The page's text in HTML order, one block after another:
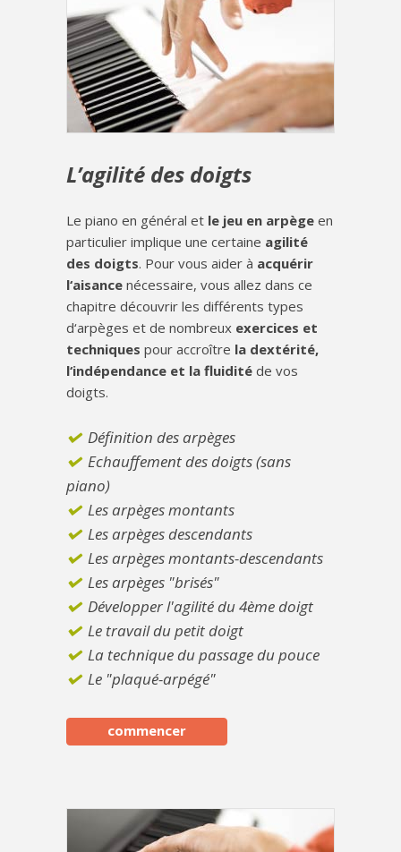
L’agilité des doigts
Le piano en général et le jeu en arpège en
particulier implique une certaine agilité
des doigts. Pour vous aider à acquérir
l‘aisance nécessaire, vous allez dans ce
chapitre découvrir les différents types
d‘arpèges et de nombreux exercices et
techniques pour accroître la dextérité,
l‘indépendance et la fluidité de vos
doigts.
Définition des arpèges
Echauffement des doigts (sans
piano)
Les arpèges montants
Les arpèges descendants
Les arpèges montants-descendants
Les arpèges "brisés"
Développer l'agilité du 4ème doigt
Le travail du petit doigt
La technique du passage du pouce
Le "plaqué-arpégé"
commencer